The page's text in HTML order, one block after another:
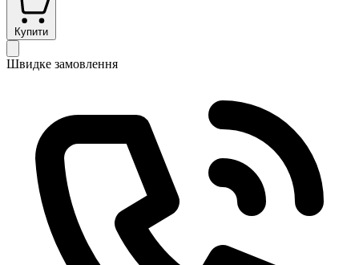
Купити
Швидке замовлення